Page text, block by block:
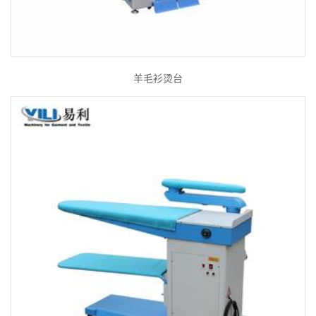
羊毛衫烫台